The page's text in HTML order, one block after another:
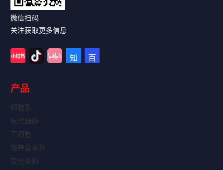
微信扫码
关注获取更多信息
产品
细胞系
原代细胞
干细胞
培养基系列
荧光染料